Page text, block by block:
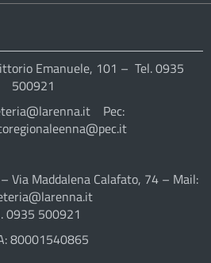
Emanuele, 101 – Tel. 0935
500921
Pec:
– Via Maddalena Calafato, 74 – Mail:
0935 500921
80001540865